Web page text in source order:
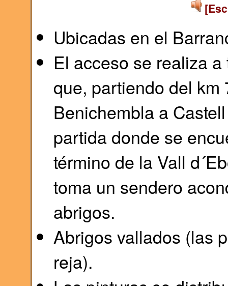
Ubicadas en el
El acceso se realiza
que, partiendo del km
Benichembla a
partida donde se
término de la Vall
toma un sendero
abrigos.
Abrigos vallados (las
reja).